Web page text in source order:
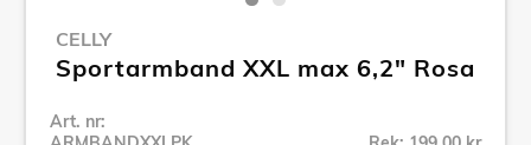
CELLY
Sportarmband XXL max 6,2" Rosa
Art. nr: